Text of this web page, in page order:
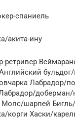
спаниель
акита-ину
ретривер
Лабрадор/
доберман/
Мопс/шарпей
корги Хаски/